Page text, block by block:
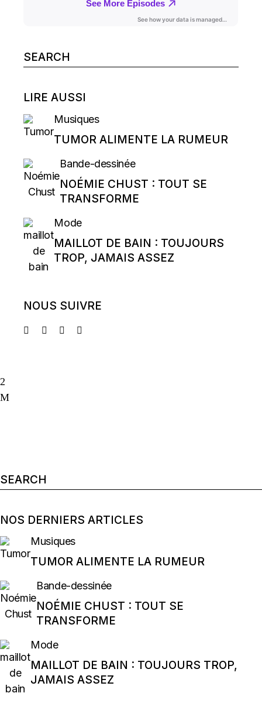
Search
for:
LIRE AUSSI
Musiques
TUMOR ALIMENTE LA RUMEUR
Bande-dessinée
NOÉMIE CHUST : TOUT SE
TRANSFORME
Mode
MAILLOT DE BAIN : TOUJOURS
TROP, JAMAIS ASSEZ
NOUS SUIVRE
Search
for:
NOS DERNIERS ARTICLES
Musiques
TUMOR ALIMENTE LA RUMEUR
Bande-dessinée
NOÉMIE CHUST : TOUT SE
TRANSFORME
Mode
MAILLOT DE BAIN : TOUJOURS TROP,
JAMAIS ASSEZ